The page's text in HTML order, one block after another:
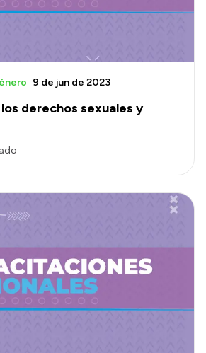
derechos sexuales y
9 de jun de 2023